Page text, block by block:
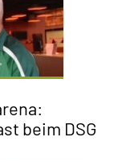
beim DSG